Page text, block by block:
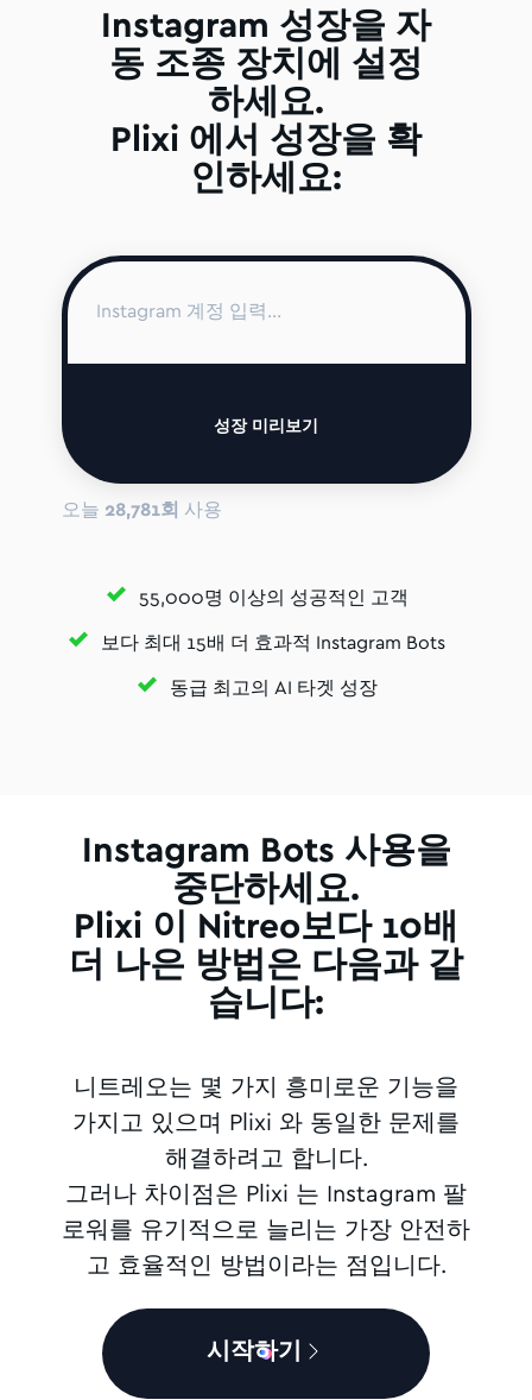
Instagram 성장을 자
동 조종 장치에 설정
하세요.
Plixi 에서 성장을 확
인하세요:
성장 미리보기
오늘 28,781회 사용
55,000명 이상의 성공적인 고객
보다 최대 15배 더 효과적 Instagram Bots
동급 최고의 AI 타겟 성장
Instagram Bots 사용을
중단하세요.
Plixi 이 Nitreo보다 10배
더 나은 방법은 다음과 같
습니다:
니트레오는 몇 가지 흥미로운 기능을
가지고 있으며 Plixi 와 동일한 문제를
해결하려고 합니다.
그러나 차이점은 Plixi 는 Instagram 팔
로워를 유기적으로 늘리는 가장 안전하
고 효율적인 방법이라는 점입니다.
시작하기